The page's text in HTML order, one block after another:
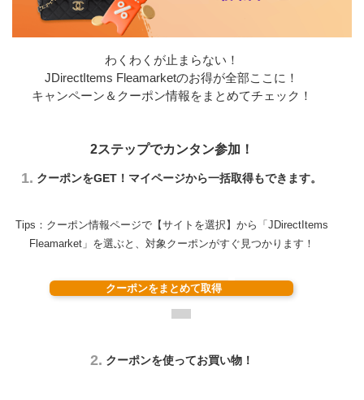
わくわくが止まらない！
JDirectItems Fleamarketのお得が全部ここに！
キャンペーン＆クーポン情報をまとめてチェック！
2ステップでカンタン参加！
1. クーポンをGET！マイページから一括取得もできます。
Tips：クーポン情報ページで【サイトを選択】から「JDirectItems
Fleamarket」を選ぶと、 対象クーポンがすぐ見つかります！
クーポンをまとめて取得
2. クーポンを使ってお買い物！